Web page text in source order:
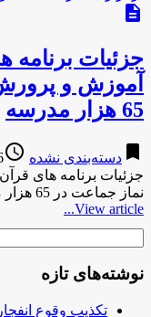
description
جزئیات برنامه
آموزش و
65 هزار مدرسه
bookmark دسته‌بندی نشده access_time
جزئیات برنامه ‌های
نماز جماعت در 65 هزار مدرسههشدار نیوز جزئیات برنامه …
View article...
نوشته‌های تازه
تکذیب وقوع